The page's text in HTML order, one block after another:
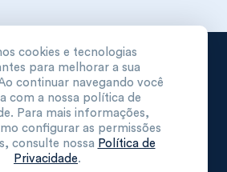
Associados S/C. Todos os
direitos reservados.
de Privacidade
por:
cookies e tecnologias
para melhorar a sua
continuar navegando você
com a nossa política de
Para mais informações,
configurar as permissões
consulte nossa Política de
Privacidade.